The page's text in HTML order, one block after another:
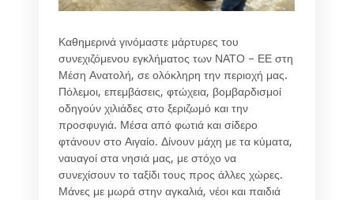
Καθημερινά γινόμαστε μάρτυρες του
συνεχιζόμενου εγκλήματος των ΝΑΤΟ – ΕΕ στη
Μέση Ανατολή, σε ολόκληρη την περιοχή μας.
Πόλεμοι, επεμβάσεις, φτώχεια, βομβαρδισμοί
οδηγούν χιλιάδες στο ξεριζωμό και την
προσφυγιά. Μέσα από φωτιά και σίδερο
φτάνουν στο Αιγαίο. Δίνουν μάχη με τα κύματα,
ναυαγοί στα νησιά μας, με στόχο να
συνεχίσουν το ταξίδι τους προς άλλες χώρες.
Μάνες με μωρά στην αγκαλιά, νέοι και παιδιά